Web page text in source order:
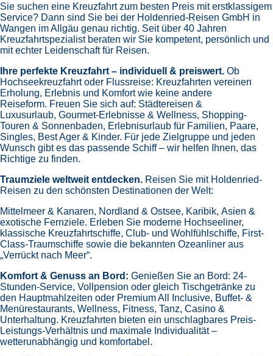
Sie suchen eine Kreuzfahrt zum besten Preis mit erstklassigem
Service? Dann sind Sie bei der Holdenried-Reisen GmbH in
Wangen im Allgäu genau richtig. Seit über 40 Jahren
Kreuzfahrtspezialist beraten wir Sie kompetent, persönlich und
mit echter Leidenschaft für Reisen.
Ihre perfekte Kreuzfahrt – individuell & preiswert. Ob
Hochseekreuzfahrt oder Flussreise: Kreuzfahrten vereinen
Erholung, Erlebnis und Komfort wie keine andere
Reiseform. Freuen Sie sich auf: Städtereisen &
Luxusurlaub, Gourmet-Erlebnisse & Wellness, Shopping-
Touren & Sonnenbaden, Erlebnisurlaub für Familien, Paare,
Singles, Best Ager & Kinder. Für jede Zielgruppe und jeden
Wunsch gibt es das passende Schiff – wir helfen Ihnen, das
Richtige zu finden.
Traumziele weltweit entdecken. Reisen Sie mit Holdenried-
Reisen zu den schönsten Destinationen der Welt:
Mittelmeer & Kanaren, Nordland & Ostsee, Karibik, Asien &
exotische Fernziele. Erleben Sie moderne Hochseeliner,
klassische Kreuzfahrtschiffe, Club- und Wohlfühlschiffe, First-
Class-Traumschiffe sowie die bekannten Ozeanliner aus
„Verrückt nach Meer“.
Komfort & Genuss an Bord: Genießen Sie an Bord: 24-
Stunden-Service, Vollpension oder gleich Tischgetränke zu
den Hauptmahlzeiten oder Premium All Inclusive, Buffet- &
Menürestaurants, Wellness, Fitness, Tanz, Casino &
Unterhaltung. Kreuzfahrten bieten ein unschlagbares Preis-
Leistungs-Verhältnis und maximale Individualität –
wetterunabhängig und komfortabel.